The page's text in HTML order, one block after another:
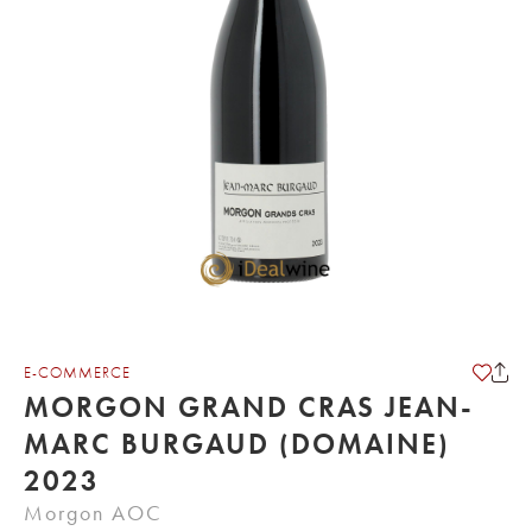
E-COMMERCE
MORGON GRAND CRAS JEAN-
MARC BURGAUD (DOMAINE)
2023
Morgon AOC